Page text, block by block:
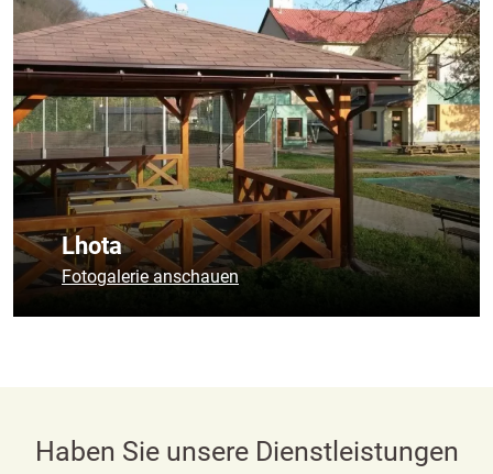
Lhota
Fotogalerie anschauen
Haben Sie unsere Dienstleistungen